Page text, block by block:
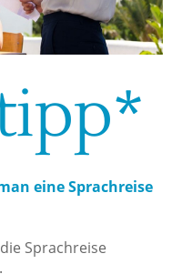
eine Sprachreise
Sprachreise